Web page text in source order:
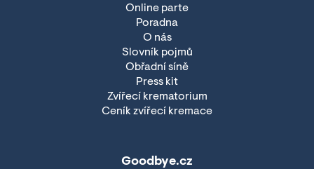
Online parte
Poradna
O nás
Slovník pojmů
Obřadní síně
Press kit
Zvířecí krematorium
Ceník zvířecí kremace
Goodbye.cz